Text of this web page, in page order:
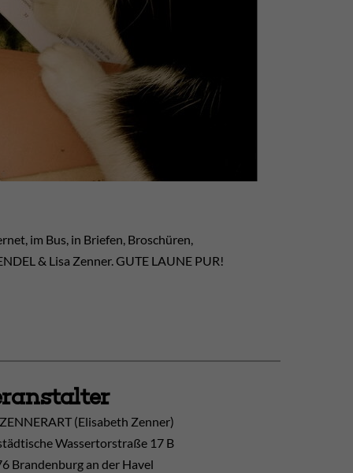
im Bus, in Briefen, Broschüren,
& Lisa Zenner. GUTE LAUNE PUR!
(Elisabeth Zenner)
Wassertorstraße 17 B
Brandenburg an der Havel